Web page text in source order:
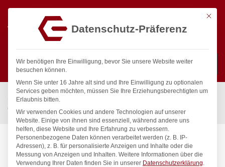
Suchen
Start / Gastronomiebedarf & Gastro Geräte für Profis
Grill- & Heizgeräte
GRILL- & HEIZGERÄTE
Mit
Datenschutz-Präferenz
Wir benötigen Ihre Einwilligung, bevor Sie unsere Website weiter
besuchen können.
Wenn Sie unter 16 Jahre alt sind und Ihre Einwilligung zu optionalen
Services geben möchten, müssen Sie Ihre Erziehungsberechtigten um
Erlaubnis bitten.
Wir verwenden Cookies und andere Technologien auf unserer
Website. Einige von ihnen sind essenziell, während andere uns
helfen, diese Website und Ihre Erfahrung zu verbessern.
Personenbezogene Daten können verarbeitet werden (z. B. IP-
Adressen), z. B. für personalisierte Anzeigen und Inhalte oder die
Messung von Anzeigen und Inhalten. Weitere Informationen über die
Verwendung Ihrer Daten finden Sie in unserer Datenschutzerklärung.